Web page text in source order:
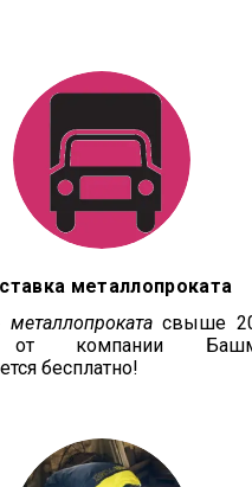
металлопроката
металлопрокатасвыше
компании
бесплатно!